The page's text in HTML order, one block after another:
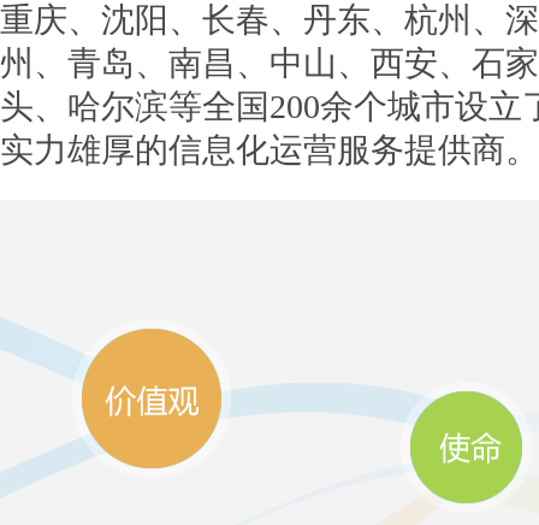
重庆、沈阳、长春、丹东、杭州、
州、青岛、南昌、中山、西安、石
头、哈尔滨等全国200余个城市设
实力雄厚的信息化运营服务提供商。